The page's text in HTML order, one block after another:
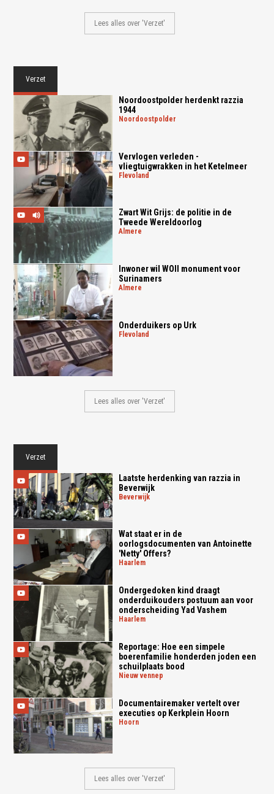
Lees alles over 'Verzet'
Verzet
Noordoostpolder herdenkt razzia
1944
noordoostpolder
Vervlogen verleden -
vliegtuigwrakken in het Ketelmeer
flevoland
Zwart Wit Grijs: de politie in de
Tweede Wereldoorlog
almere
Inwoner wil WOII monument voor
Surinamers
almere
Onderduikers op Urk
flevoland
Lees alles over 'Verzet'
Verzet
Laatste herdenking van razzia in
Beverwijk
beverwijk
Wat staat er in de
oorlogsdocumenten van Antoinette
'Netty' Offers?
haarlem
Ondergedoken kind draagt
onderduikouders postuum aan voor
onderscheiding Yad Vashem
haarlem
Reportage: Hoe een simpele
boerenfamilie honderden joden een
schuilplaats bood
nieuw vennep
Documentairemaker vertelt over
executies op Kerkplein Hoorn
hoorn
Lees alles over 'Verzet'